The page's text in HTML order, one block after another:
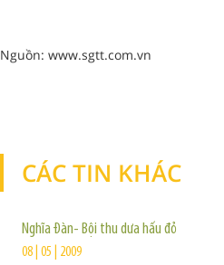
Nguồn: www.sgtt.com.vn
CÁC TIN KHÁC
Nghĩa Đàn- Bội thu dưa hấu đỏ
08 | 05 | 2009